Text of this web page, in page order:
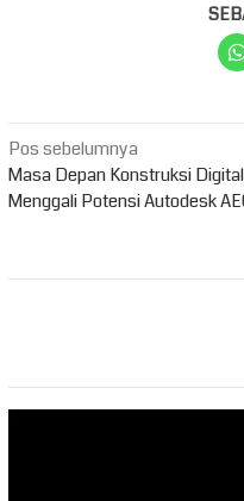
Navigasi
pos
Pos sebelumnya
Masa Depan Konstruksi
Menggali Potensi Autodesk